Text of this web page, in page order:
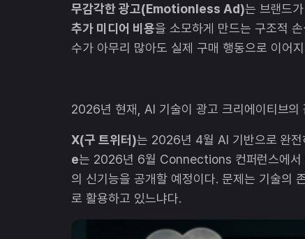
무감각한 광고(Emotionless Ad)는 브랜드
추가 미디어 비용을 소모하게 만드는 구조적
수가 아무리 많아도 실제 구매 행동으로 이어
2026년 현재, AI 기술이 광고 크리에이티브의
X(구 트위터)는 2026년 4월 AI 기반으로 완전
e는 2026년 6월 Connections 컨퍼런스에
의 신기능을 공개할 예정이다. 문제는 기술의
로 활용하고 있느냐다.